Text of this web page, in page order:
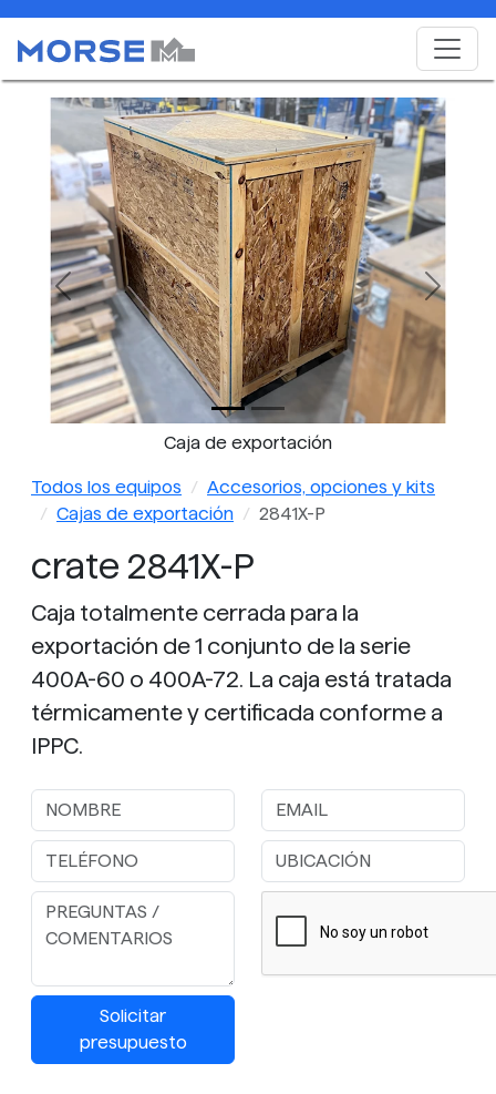
Caja de exportación
Previous Next
Todos los equipos
Accesorios, opciones y kits
Cajas de exportación
2841X-P
crate 2841X-P
Caja totalmente cerrada para la
exportación de 1 conjunto de la serie
400A-60 o 400A-72. La caja está tratada
térmicamente y certificada conforme a
IPPC.
Solicitar
presupuesto